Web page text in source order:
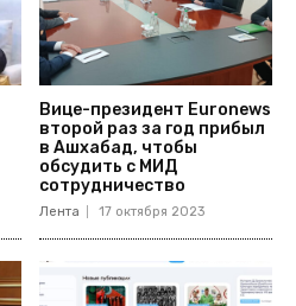
Вице-президент Euronews
второй раз за год прибыл
в Ашхабад, чтобы
обсудить с МИД
сотрудничество
Лента 17 октября 2023